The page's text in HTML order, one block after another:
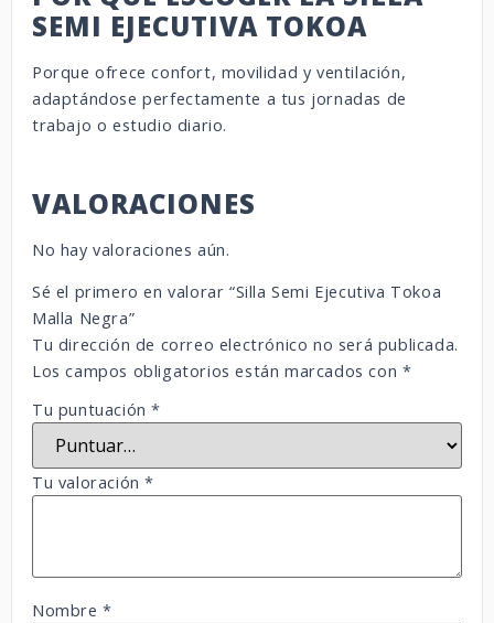
SEMI EJECUTIVA TOKOA
Porque ofrece confort, movilidad y ventilación,
adaptándose perfectamente a tus jornadas de
trabajo o estudio diario.
VALORACIONES
No hay valoraciones aún.
Sé el primero en valorar “Silla Semi Ejecutiva Tokoa
Malla Negra”
Tu dirección de correo electrónico no será publicada.
Los campos obligatorios están marcados con *
Tu puntuación*
Tu valoración*
Nombre*